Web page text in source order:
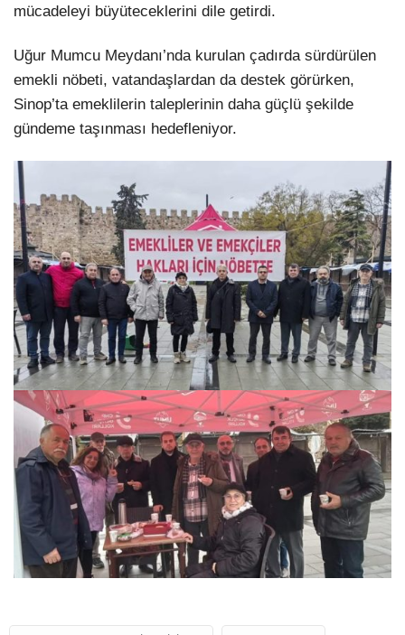
mücadeleyi büyüteceklerini dile getirdi.
Uğur Mumcu Meydanı’nda kurulan çadırda sürdürülen
emekli nöbeti, vatandaşlardan da destek görürken,
Sinop’ta emeklilerin taleplerinin daha güçlü şekilde
gündeme taşınması hedefleniyor.